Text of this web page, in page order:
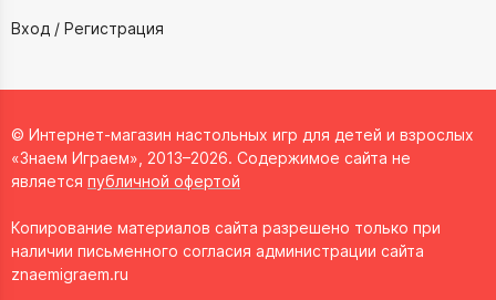
Вход / Регистрация
© Интернет-магазин настольных игр для детей и взрослых
«Знаем Играем», 2013–2026. Содержимое сайта не
является публичной офертой
Копирование материалов сайта разрешено только при
наличии письменного согласия администрации сайта
znaemigraem.ru